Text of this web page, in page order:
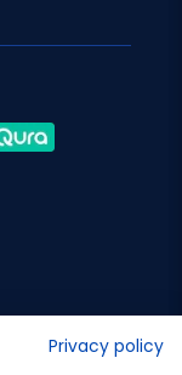
Privacy policy